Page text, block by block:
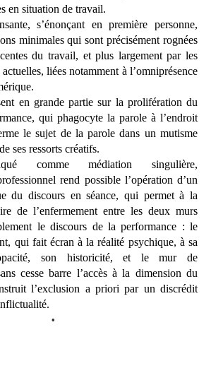
en situation de travail.
s’énonçant en première personne,
minimales qui sont précisément rognées
du travail, et plus largement par les
liées notamment à l’omniprésence
en grande partie sur la prolifération du
qui phagocyte la parole à l’endroit
le sujet de la parole dans un mutisme
ses ressorts créatifs.
comme médiation singulière,
rend possible l’opération d’un
du discours en séance, qui permet à la
de l’enfermement entre les deux murs
le discours de la performance : le
qui fait écran à la réalité psychique, à sa
son historicité, et le mur de
cesse barre l’accès à la dimension du
l’exclusion a priori par un discrédit
•